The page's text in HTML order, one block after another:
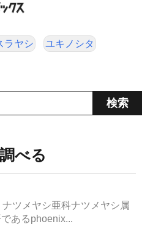
ラヤシ ユキノシタ
べる
ツメヤシ亜科ナツメヤシ属
あるphoenix...